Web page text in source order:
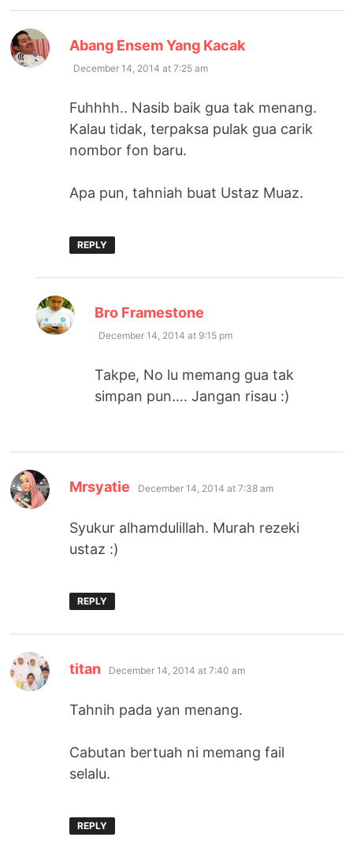
Abang Ensem Yang Kacak
December 14, 2014 at 7:25 am
Fuhhhh.. Nasib baik gua tak menang.
Kalau tidak, terpaksa pulak gua carik
nombor fon baru.
Apa pun, tahniah buat Ustaz Muaz.
REPLY
Bro Framestone
December 14, 2014 at 9:15 pm
Takpe, No lu memang gua tak
simpan pun…. Jangan risau :)
Mrsyatie says:
December 14, 2014 at 7:38 am
Syukur alhamdulillah. Murah rezeki
ustaz :)
REPLY
titan says:
December 14, 2014 at 7:40 am
Tahnih pada yan menang.
Cabutan bertuah ni memang fail
selalu.
REPLY